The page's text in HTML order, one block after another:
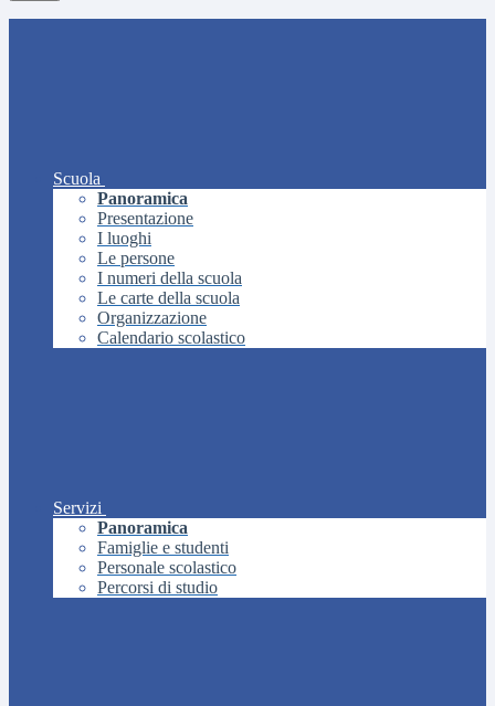
Scuola
Panoramica
Presentazione
I luoghi
Le persone
I numeri della scuola
Le carte della scuola
Organizzazione
Calendario scolastico
Servizi
Panoramica
Famiglie e studenti
Personale scolastico
Percorsi di studio